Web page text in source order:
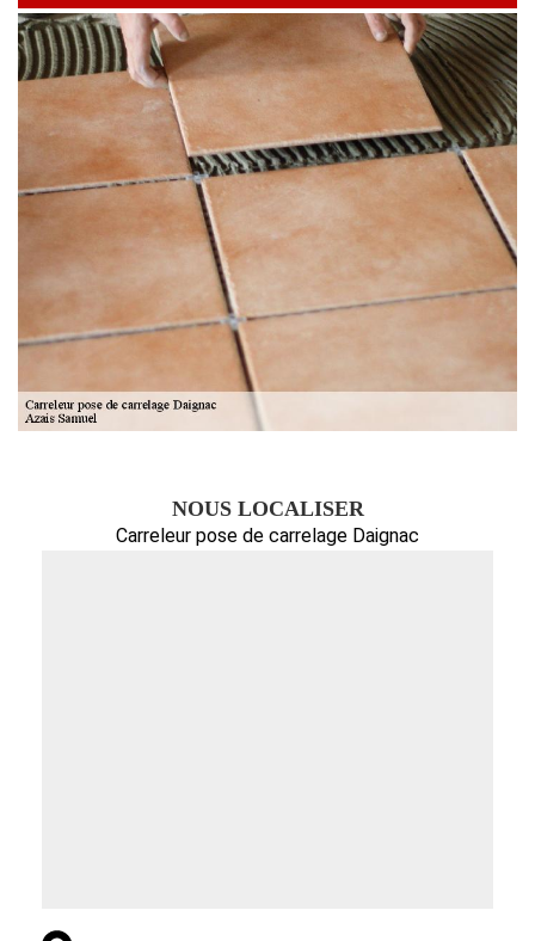
NOUS LOCALISER
Carreleur pose de carrelage Daignac